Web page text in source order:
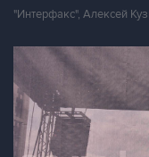
"Интерфакс", Алексей